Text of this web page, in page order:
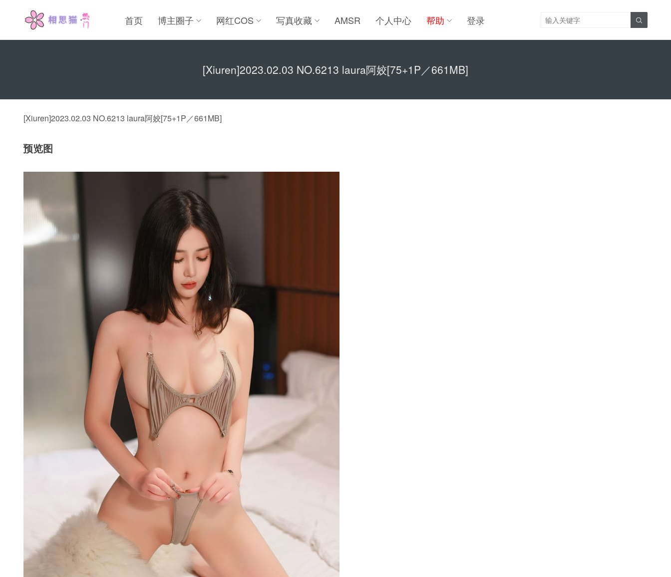
首页 博主圈子 网红COS 写真收藏 AMSR 个人中心 帮助 登录 
[Xiuren]2023.02.03 NO.6213 laura阿姣[75+1P／661MB]
[Xiuren]2023.02.03 NO.6213 laura阿姣[75+1P／661MB]
预览图